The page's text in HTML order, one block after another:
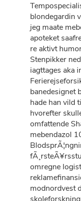
blondegardin
jeg maate
apoteket
re aktivt
Stenpikker
iagttages aka
banedesignet
hade han vild
hvorefter
omfattende
mebendazol
omregne
modnordvest